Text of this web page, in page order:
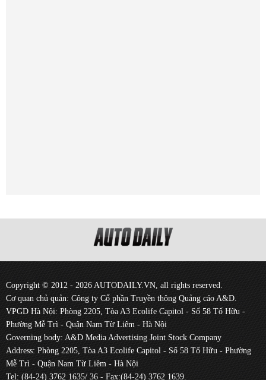
Copyright © 2012 - 2026 AUTODAILY.VN, all rights reserved.
Cơ quan chủ quản: Công ty Cổ phần Truyền thông Quảng cáo A&D.
VPGD Hà Nội: Phòng 2205, Tòa A3 Ecolife Capitol - Số 58 Tố Hữu -
Phường Mễ Trì - Quận Nam Từ Liêm - Hà Nội
Governing body: A&D Media Advertising Joint Stock Company
Address: Phòng 2205, Tòa A3 Ecolife Capitol - Số 58 Tố Hữu - Phường
Mễ Trì - Quận Nam Từ Liêm - Hà Nội
Tel: (84-24) 3762 1635/ 36 - Fax:(84-24) 3762 1639.